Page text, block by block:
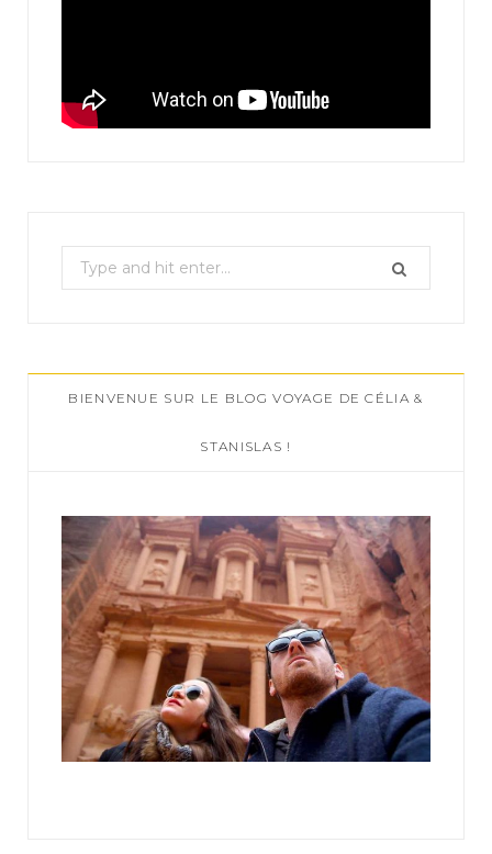
e
c
h
:
BIENVENUE SUR LE BLOG VOYAGE DE CÉLIA &
STANISLAS !